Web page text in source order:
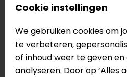
Cookie instellingen
We gebruiken cookies om
te verbeteren,
of inhoud weer te geven
analyseren. Door op ‘Alles